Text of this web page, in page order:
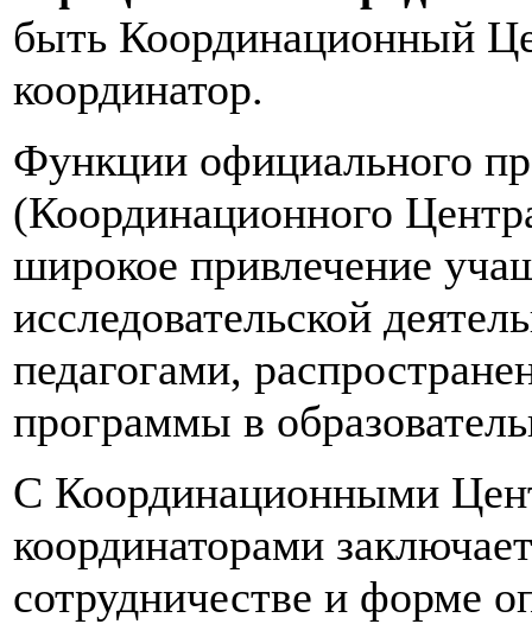
быть Координационный
координатор.
Функции официального
(Координационного
широкое привлечение
исследовательской
педагогами,
программы в
С Координационными
координаторами
сотрудничестве и форме